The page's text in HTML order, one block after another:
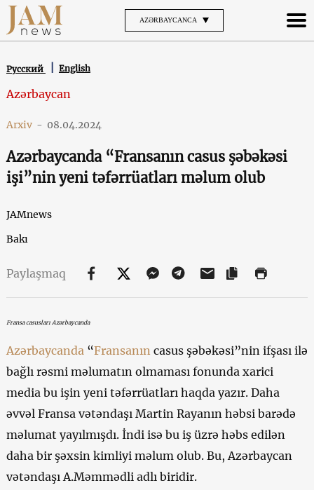
AZƏRBAYCANCA
Русский English
Azərbaycan
Arxiv - 08.04.2024
Azərbaycanda “Fransanın casus şəbəkəsi
işi”nin yeni təfərrüatları məlum olub
JAMnews
Bakı
Paylaşmaq
Fransa casusları Azərbaycanda
Azərbaycanda “Fransanın casus şəbəkəsi”nin ifşası ilə
bağlı rəsmi məlumatın olmaması fonunda xarici
media bu işin yeni təfərrüatları haqda yazır. Daha
əvvəl Fransa vətəndaşı Martin Rayanın həbsi barədə
məlumat yayılmışdı. İndi isə bu iş üzrə həbs edilən
daha bir şəxsin kimliyi məlum olub. Bu, Azərbaycan
vətəndaşı A.Məmmədli adlı biridir.